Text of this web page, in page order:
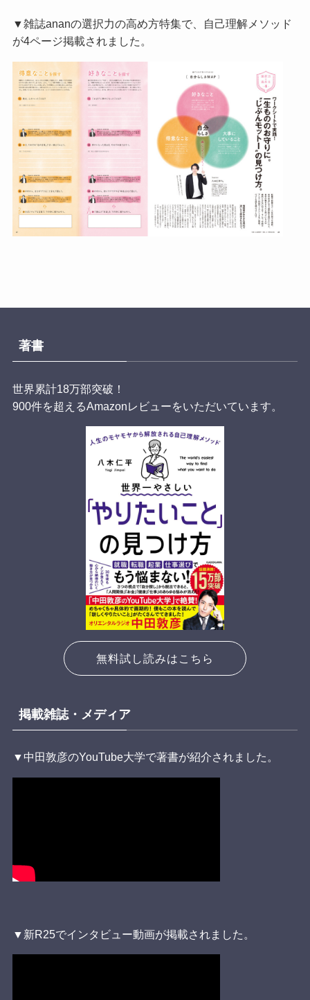
▼雑誌ananの選択力の高め方特集で、自己理解メソッド
が4ページ掲載されました。
著書
世界累計18万部突破！
900件を超えるAmazonレビューをいただいています。
無料試し読みはこちら
掲載雑誌・メディア
▼中田敦彦のYouTube大学で著書が紹介されました。
▼新R25でインタビュー動画が掲載されました。